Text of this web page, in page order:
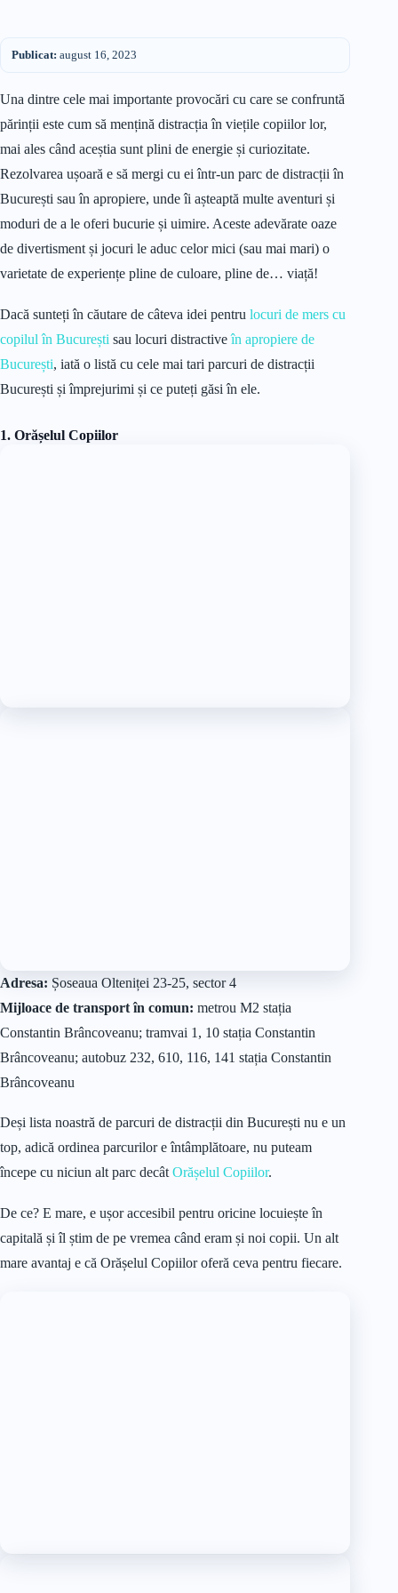
Publicat: august 16, 2023
Una dintre cele mai importante provocări cu care se confruntă
părinții este cum să mențină distracția în viețile copiilor lor,
mai ales când aceștia sunt plini de energie și curiozitate.
Rezolvarea ușoară e să mergi cu ei într-un parc de distracții în
București sau în apropiere, unde îi așteaptă multe aventuri și
moduri de a le oferi bucurie și uimire. Aceste adevărate oaze
de divertisment și jocuri le aduc celor mici (sau mai mari) o
varietate de experiențe pline de culoare, pline de… viață!
Dacă sunteți în căutare de câteva idei pentru locuri de mers cu
copilul în București sau locuri distractiveîn apropiere de
București, iată o listă cu cele mai tari parcuri de distracții
București și împrejurimi și ce puteți găsi în ele.
1. Orășelul Copiilor
Adresa: Șoseaua Olteniței 23-25, sector 4
Mijloace de transport în comun: metrou M2 stația
Constantin Brâncoveanu; tramvai 1, 10 stația Constantin
Brâncoveanu; autobuz 232, 610, 116, 141 stația Constantin
Brâncoveanu
Deși lista noastră de parcuri de distracții din București nu e un
top, adică ordinea parcurilor e întâmplătoare, nu puteam
începe cu niciun alt parc decâtOrășelul Copiilor.
De ce? E mare, e ușor accesibil pentru oricine locuiește în
capitală și îl știm de pe vremea când eram și noi copii. Un alt
mare avantaj e că Orășelul Copiilor oferă ceva pentru fiecare.